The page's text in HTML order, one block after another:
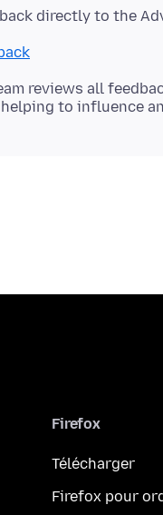
reviews all
Firefox
Télécharger
Firefox pour